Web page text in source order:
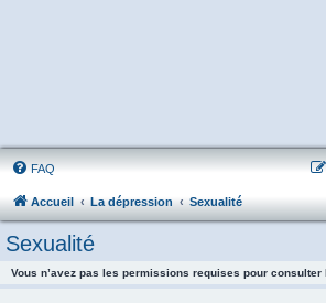
FAQ
Accueil La dépression Sexualité
Sexualité
Vous n’avez pas les permissions requises pour consulter